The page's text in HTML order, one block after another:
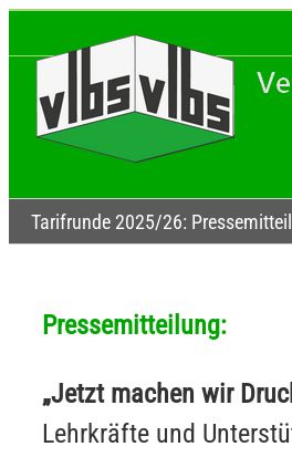
Inhalt
Tarifrunde 2025/26:
Pressemitteilung:
„Jetzt machen wir
Lehrkräfte und